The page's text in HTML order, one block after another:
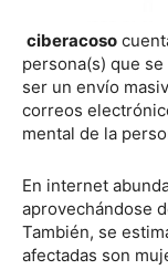
ciberacoso
persona(s) que
ser un envío
correos
mental de la
En internet
aprovechándose
También, se
afectadas son